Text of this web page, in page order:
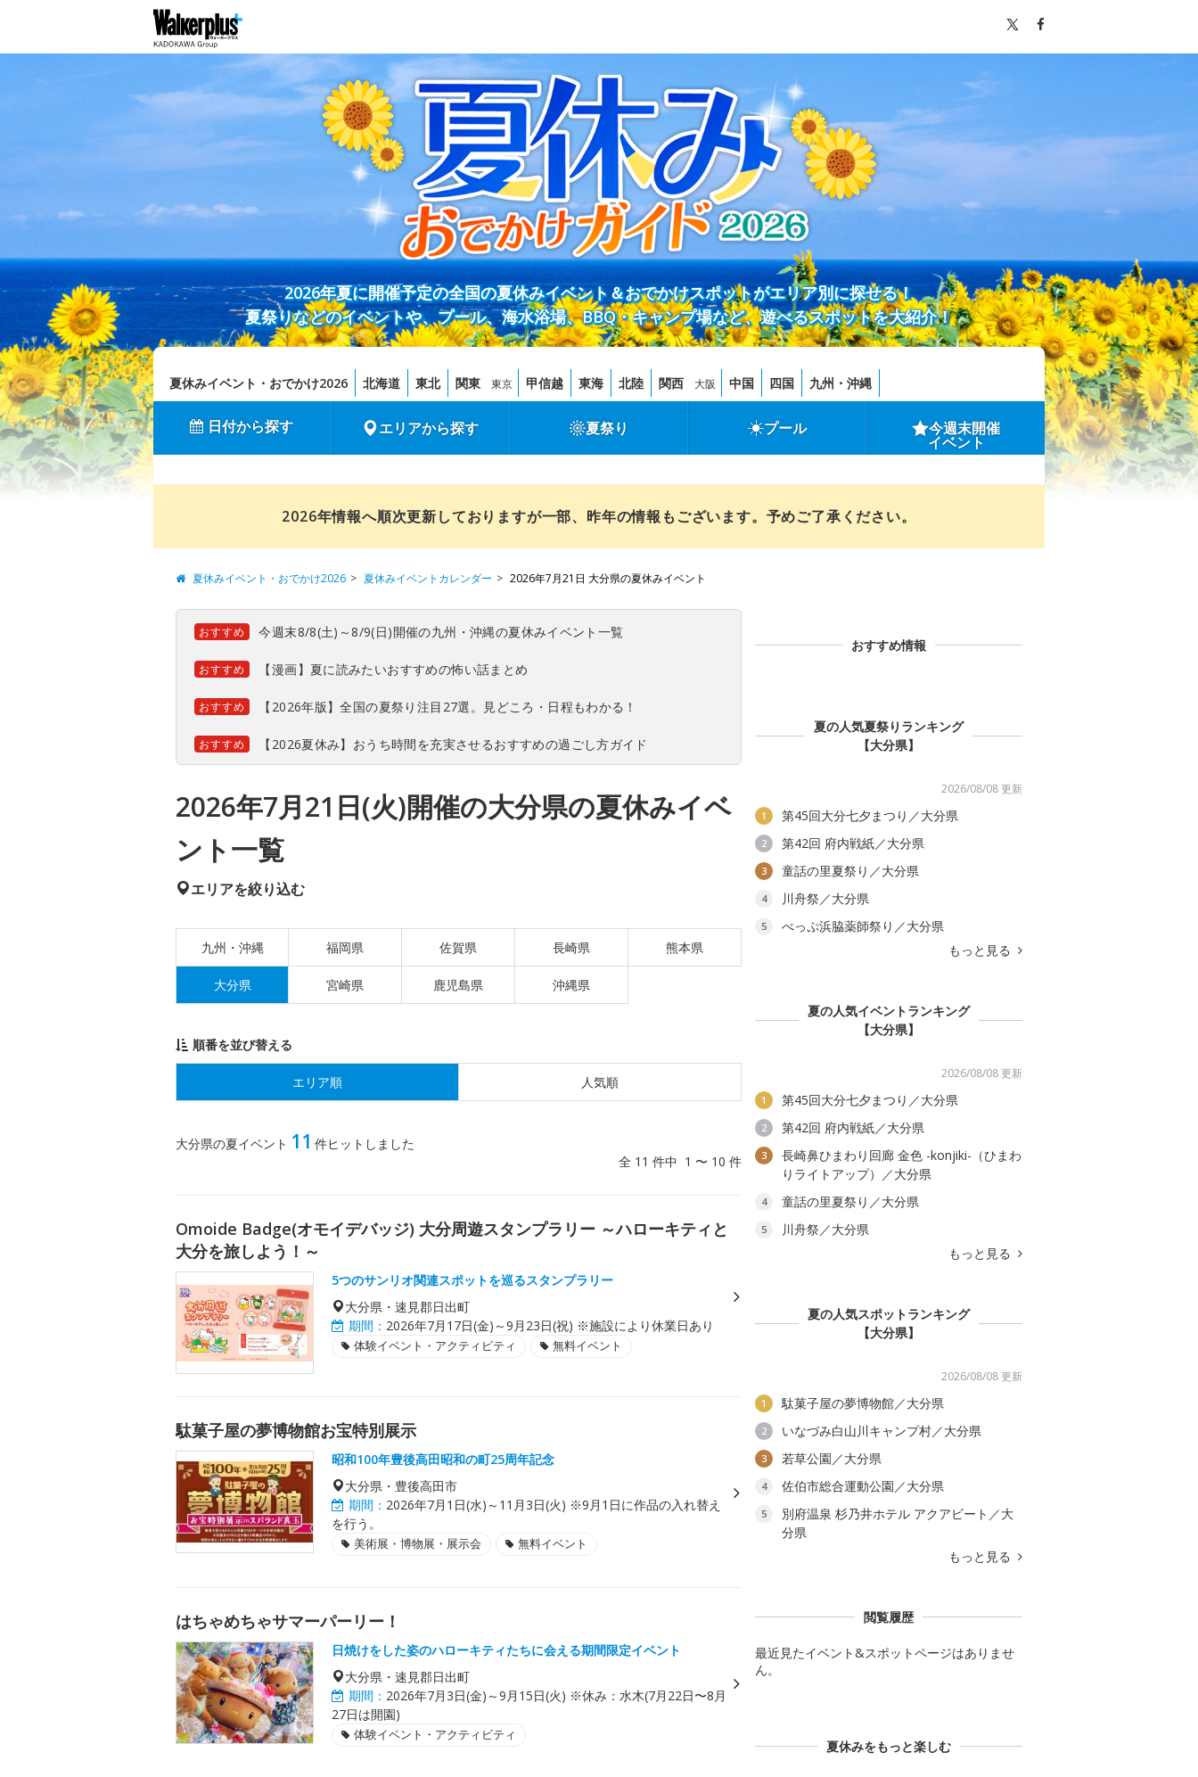
2026年夏に開催予定の全国の夏休みイベント＆おでかけスポットがエリア別に探せる！
夏祭りなどのイベントや、プール、海水浴場、BBQ・キャンプ場など、遊べるスポットを大紹介！
夏休みイベント・おでかけ2026 北海道 東北 関東 東京 甲信越 東海 北陸 関西 大阪 中国 四国 九州・沖縄
日付から探す エリアから探す 夏祭り プール 今週末開催
イベント
2026年情報へ順次更新しておりますが一部、昨年の情報もございます。予めご了承ください。
夏休みイベント・おでかけ2026 夏休みイベントカレンダー 2026年7月21日 大分県の夏休みイベント
おすすめ 今週末8/8(土)～8/9(日)開催の九州・沖縄の夏休みイベント一覧
おすすめ 【漫画】夏に読みたいおすすめの怖い話まとめ
おすすめ 【2026年版】全国の夏祭り注目27選。見どころ・日程もわかる！
おすすめ 【2026夏休み】おうち時間を充実させるおすすめの過ごし方ガイド
2026年7月21日(火)開催の大分県の夏休みイベ
ント一覧
エリアを絞り込む
九州・沖縄 福岡県 佐賀県 長崎県 熊本県
大分県 宮崎県 鹿児島県 沖縄県
順番を並び替える
エリア順 人気順
大分県の夏イベント 11 件ヒットしました
全 11 件中 1 〜 10 件
Omoide Badge(オモイデバッジ) 大分周遊スタンプラリー ～ハローキティと
大分を旅しよう！～
5つのサンリオ関連スポットを巡るスタンプラリー
大分県・速見郡日出町
期間： 2026年7月17日(金)～9月23日(祝) ※施設により休業日あり
体験イベント・アクティビティ 無料イベント
駄菓子屋の夢博物館お宝特別展示
昭和100年豊後高田昭和の町25周年記念
大分県・豊後高田市
期間： 2026年7月1日(水)～11月3日(火) ※9月1日に作品の入れ替え
を行う。
美術展・博物展・展示会 無料イベント
はちゃめちゃサマーパーリー！
日焼けをした姿のハローキティたちに会える期間限定イベント
大分県・速見郡日出町
期間： 2026年7月3日(金)～9月15日(火) ※休み：水木(7月22日〜8月
27日は開園)
体験イベント・アクティビティ
おすすめ情報
夏の人気夏祭りランキング
【大分県】
2026/08/08 更新
1 第45回大分七夕まつり／大分県
2 第42回 府内戦紙／大分県
3 童話の里夏祭り／大分県
4 川舟祭／大分県
5
べっぷ浜脇薬師祭り／大分県
もっと見る
夏の人気イベントランキング
【大分県】
2026/08/08 更新
1 第45回大分七夕まつり／大分県
2 第42回 府内戦紙／大分県
3
長崎鼻ひまわり回廊 金色 -konjiki-（ひまわ
りライトアップ）／大分県
4 童話の里夏祭り／大分県
5
川舟祭／大分県
もっと見る
夏の人気スポットランキング
【大分県】
2026/08/08 更新
1 駄菓子屋の夢博物館／大分県
2 いなづみ白山川キャンプ村／大分県
3 若草公園／大分県
4 佐伯市総合運動公園／大分県
5
別府温泉 杉乃井ホテル アクアビート／大
分県
もっと見る
閲覧履歴
最近見たイベント&スポットページはありませ
ん。
夏休みをもっと楽しむ